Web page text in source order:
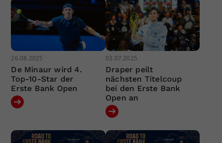
26.08.2025
De Minaur wird 4.
Top-10-Star der
Erste Bank Open
03.07.2025
Draper peilt
nächsten Titelcoup
bei den Erste Bank
Open an